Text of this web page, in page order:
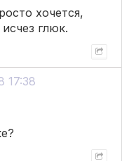
хочется,
глюк.
17:38